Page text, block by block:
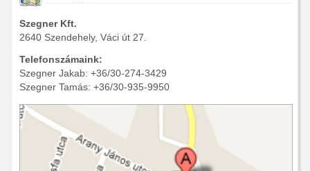
Szegner Kft.
2640 Szendehely, Váci út 27.
Telefonszámaink:
Szegner Jakab: +36/30-274-3429
Szegner Tamás: +36/30-935-9950